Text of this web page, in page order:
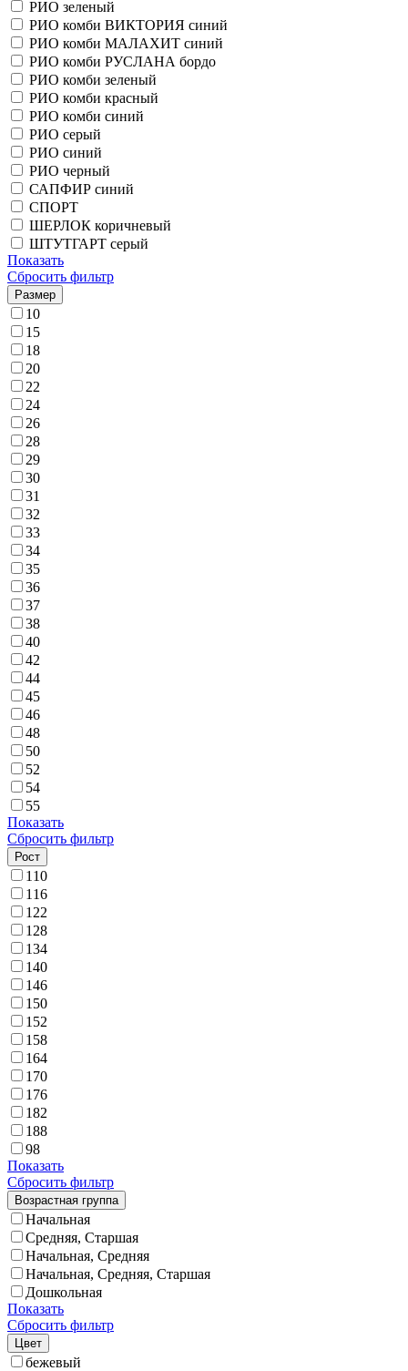
РИО зеленый
РИО комби ВИКТОРИЯ синий
РИО комби МАЛАХИТ синий
РИО комби РУСЛАНА бордо
РИО комби зеленый
РИО комби красный
РИО комби синий
РИО серый
РИО синий
РИО черный
САПФИР синий
СПОРТ
ШЕРЛОК коричневый
ШТУТГАРТ серый
Показать
Сбросить фильтр
Размер
10
15
18
20
22
24
26
28
29
30
31
32
33
34
35
36
37
38
40
42
44
45
46
48
50
52
54
55
Показать
Сбросить фильтр
Рост
110
116
122
128
134
140
146
150
152
158
164
170
176
182
188
98
Показать
Сбросить фильтр
Возрастная группа
Начальная
Средняя, Старшая
Начальная, Средняя
Начальная, Средняя, Старшая
Дошкольная
Показать
Сбросить фильтр
Цвет
бежевый